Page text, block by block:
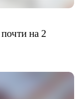
почти на 2